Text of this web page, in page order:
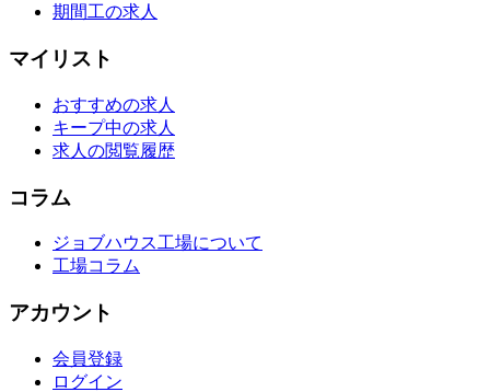
期間工の求人
マイリスト
おすすめの求人
キープ中の求人
求人の閲覧履歴
コラム
ジョブハウス工場について
工場コラム
アカウント
会員登録
ログイン